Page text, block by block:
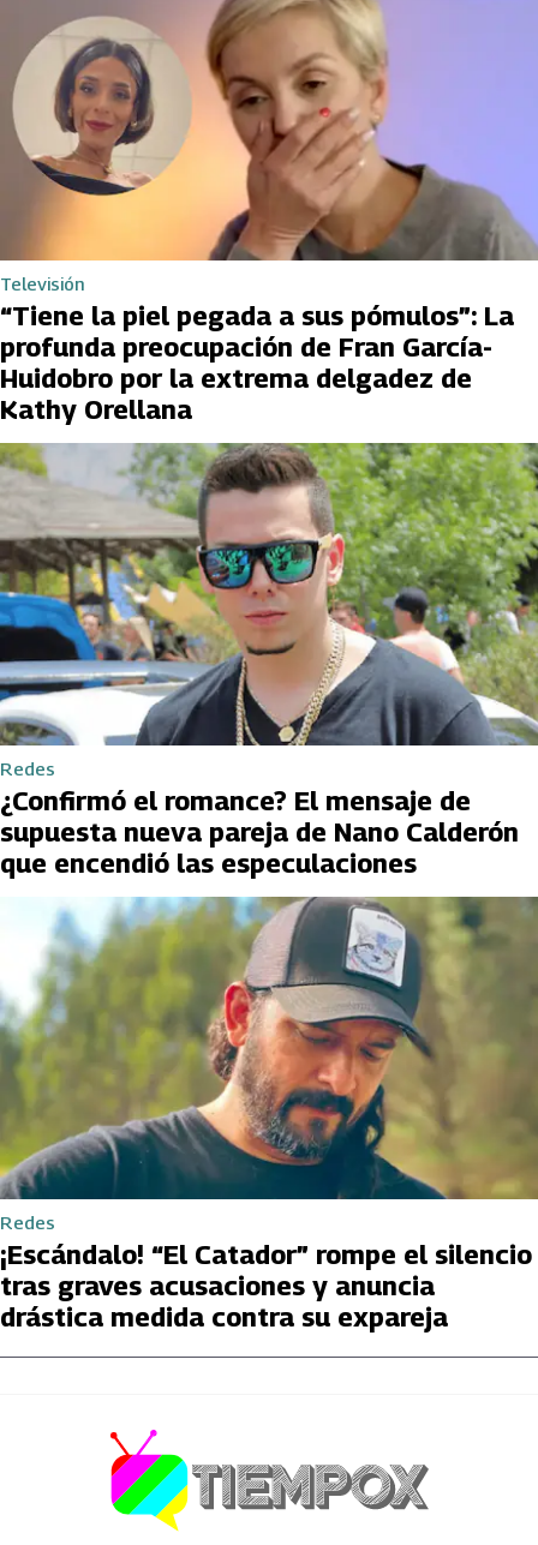
Televisión
“Tiene la piel pegada a sus pómulos”: La
profunda preocupación de Fran García-
Huidobro por la extrema delgadez de
Kathy Orellana
Redes
¿Confirmó el romance? El mensaje de
supuesta nueva pareja de Nano Calderón
que encendió las especulaciones
Redes
¡Escándalo! “El Catador” rompe el silencio
tras graves acusaciones y anuncia
drástica medida contra su expareja